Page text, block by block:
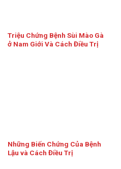
Triệu Chứng Bệnh Sùi Mào Gà
ở Nam Giới Và Cách Điều Trị
Những Biến Chứng Của Bệnh
Lậu và Cách Điều Trị